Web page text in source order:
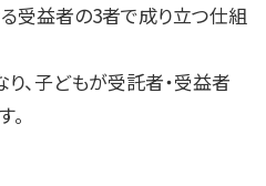
受益者の3者で成り立つ仕組
、子どもが受託者・受益者